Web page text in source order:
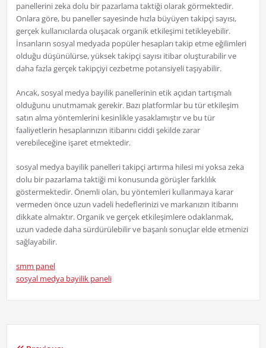
panellerini zeka dolu bir pazarlama taktiği olarak görmektedir.
Onlara göre, bu paneller sayesinde hızla büyüyen takipçi sayısı,
gerçek kullanıcılarda oluşacak organik etkileşimi tetikleyebilir.
İnsanların sosyal medyada popüler hesapları takip etme eğilimleri
olduğu düşünülürse, yüksek takipçi sayısı itibar oluşturabilir ve
daha fazla gerçek takipçiyi cezbetme potansiyeli taşıyabilir.
Ancak, sosyal medya bayilik panellerinin etik açıdan tartışmalı
olduğunu unutmamak gerekir. Bazı platformlar bu tür etkileşim
satın alma yöntemlerini kesinlikle yasaklamıştır ve bu tür
faaliyetlerin hesaplarınızın itibarını ciddi şekilde zarar
verebileceğine işaret etmektedir.
sosyal medya bayilik panelleri takipçi artırma hilesi mi yoksa zeka
dolu bir pazarlama taktiği mi konusunda görüşler farklılık
göstermektedir. Önemli olan, bu yöntemleri kullanmaya karar
vermeden önce uzun vadeli hedeflerinizi ve markanızın itibarını
dikkate almaktır. Organik ve gerçek etkileşimlere odaklanmak,
uzun vadede daha sürdürülebilir ve başarılı sonuçlar elde etmenizi
sağlayabilir.
smm panel
sosyal medya bayilik paneli